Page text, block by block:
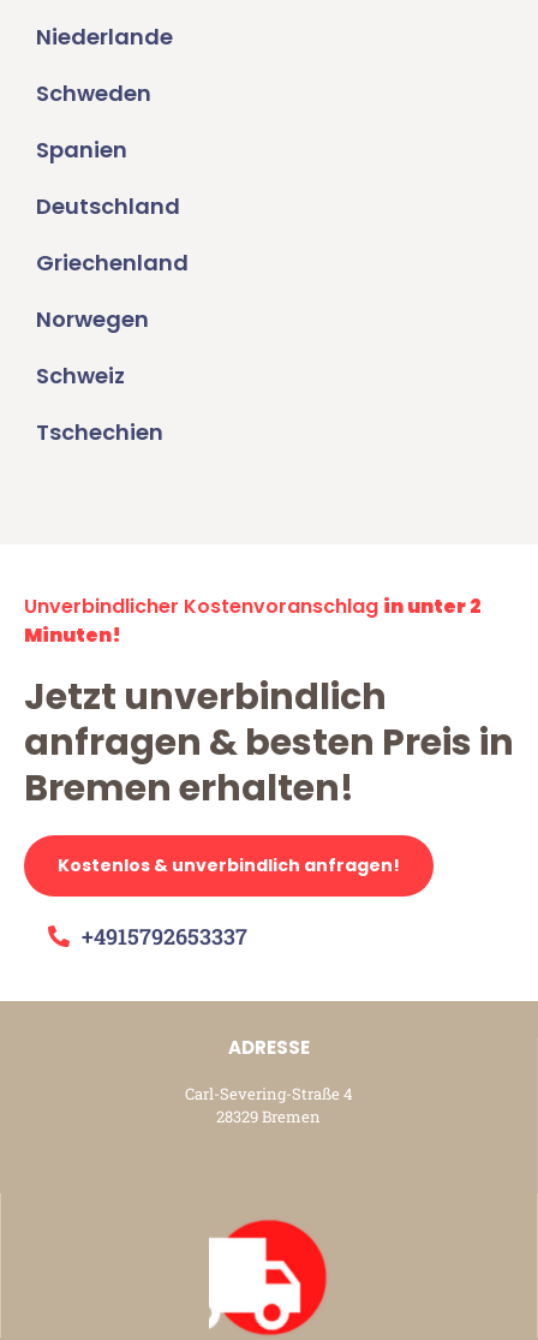
Niederlande
Schweden
Spanien
Deutschland
Griechenland
Norwegen
Schweiz
Tschechien
Unverbindlicher Kostenvoranschlag in unter 2
Minuten!
Jetzt unverbindlich
anfragen & besten Preis in
Bremen erhalten!
Kostenlos & unverbindlich anfragen!
+4915792653337
ADRESSE
Carl-Severing-Straße 4
28329 Bremen